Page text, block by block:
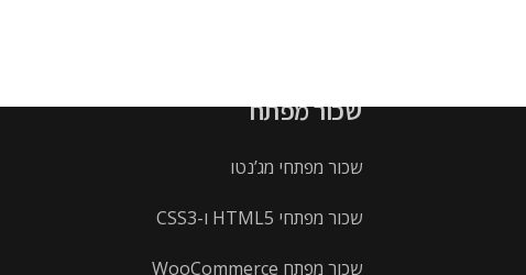
שכור מפתח
שכור מפתחי מג’נטו
שכור מפתחי HTML5 ו-CSS3
שכור מפתח WooCommerce